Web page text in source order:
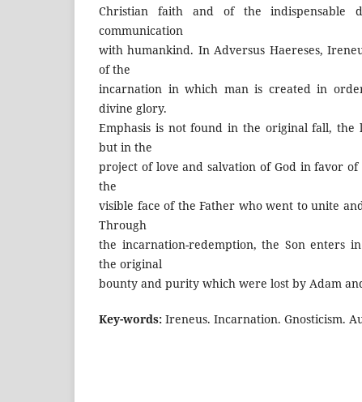
Christian faith and of the indispensable
communication
with humankind. In Adversus Haereses,
of the
incarnation in which man is created in
divine glory.
Emphasis is not found in the original fall, the
but in the
project of love and salvation of God in favor of
the
visible face of the Father who went to unite
Through
the incarnation-redemption, the Son enters
the original
bounty and purity which were lost by Adam
Key-words: Ireneus. Incarnation. Gnosticism.